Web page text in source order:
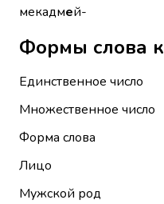
мекадмей-
Единственное число
Множественное число
Форма слова
Лицо
Мужской род